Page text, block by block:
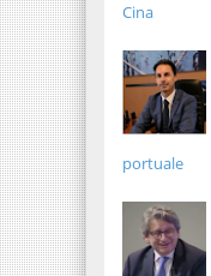
Cina
portuale